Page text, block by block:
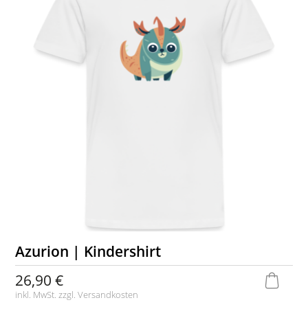
Azurion | Kindershirt
26,90 €
inkl. MwSt. zzgl.Versandkosten